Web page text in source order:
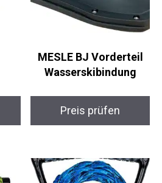
MESLE BJ Vorderteil
Wasserskibindung
Preis prüfen